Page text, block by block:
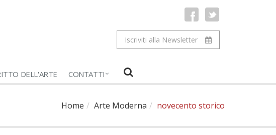
Iscriviti alla Newsletter
DELL'ARTE CONTATTI
Home Arte Moderna novecento storico